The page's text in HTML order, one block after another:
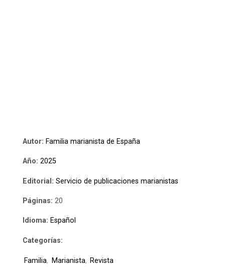
Autor: Familia marianista de España
Año: 2025
Editorial: Servicio de publicaciones marianistas
Páginas: 20
Idioma: Español
Categorías:
Familia, Marianista, Revista